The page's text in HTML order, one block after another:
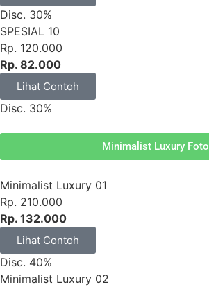
Disc. 30%
SPESIAL 10
Rp. 120.000
Rp. 82.000
Lihat Contoh
Disc. 30%
Minimalist Luxury Foto
Minimalist Luxury 01
Rp. 210.000
Rp. 132.000
Lihat Contoh
Disc. 40%
Minimalist Luxury 02